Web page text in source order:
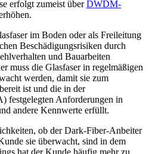
erfolgt zumeist überDWDM-
im Boden oder als Freileitung
Beschädigungsrisiken durch
und Bauarbeiten
muss die Glasfaser in regelmäßigen
werden, damit sie zum
ist und die in der
festgelegten Anforderungen in
andere Kennwerte erfüllt.
ob der Dark-Fiber-Anbeiter
sie überwacht, sind in dem
hat der Kunde häufig mehr zu